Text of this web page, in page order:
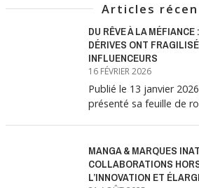
Articles
DU RÊVE À LA
DÉRIVES ONT
INFLUENCEURS
16 FÉVRIER 2026
Publié le 13 janvier
présenté sa feuille de
MANGA & MARQUES
COLLABORATIONS
L’INNOVATION ET